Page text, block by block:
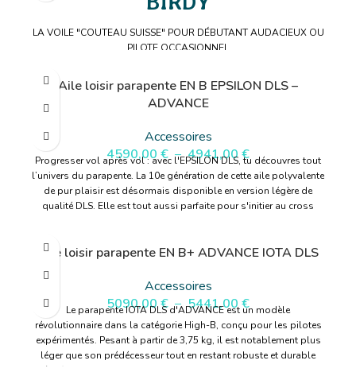
LA VOILE "COUTEAU SUISSE" POUR DÉBUTANT AUDACIEUX OU
PILOTE OCCASIONNEL
Aile loisir parapente EN B EPSILON DLS –
ADVANCE
Accessoires
4590,00 € –4941,00€
Progresser vol après vol : avec l'EPSILON DLS, tu découvres tout
l’univers du parapente. La 10e génération de cette aile polyvalente
de pur plaisir est désormais disponible en version légère de
qualité DLS. Elle est tout aussi parfaite pour s'initier au cross
Aile loisir parapente EN B+ ADVANCE IOTA DLS
Accessoires
5090,00€ – 5441,00€
Le parapente IOTA DLS d'ADVANCE est un modèle
révolutionnaire dans la catégorie High-B, conçu pour les pilotes
expérimentés. Pesant à partir de 3,75 kg, il est notablement plus
léger que son prédécesseur tout en restant robuste et durable